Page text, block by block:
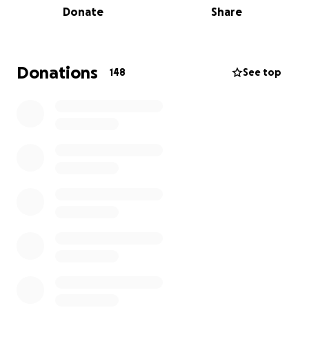
Es ist wirklich unfassbar traurig!
Aber mit 31 Jahren aus dem Nichts gehen zu müssen,
Donate Share
Donations 148 See top